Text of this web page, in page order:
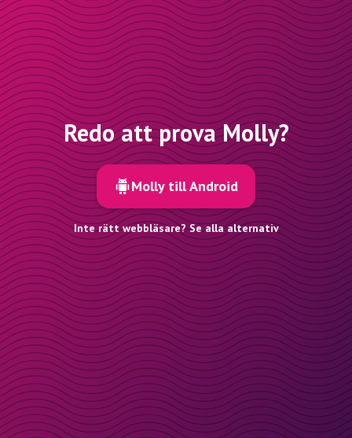
Redo att prova Molly?
Molly till Android
Inte rätt webbläsare? Se alla alternativ